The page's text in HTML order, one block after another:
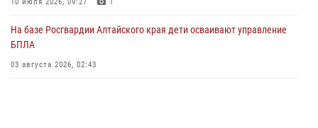
Управление Росгвардии по Алтайскому краю провело для детей
02 июля 2026, 00:55
В краевом управлении вневедомственной охраны Росгвардии по
На базе Росгвардии Алтайского края дети осваивают управление
БПЛА
03 августа 2026, 02:43